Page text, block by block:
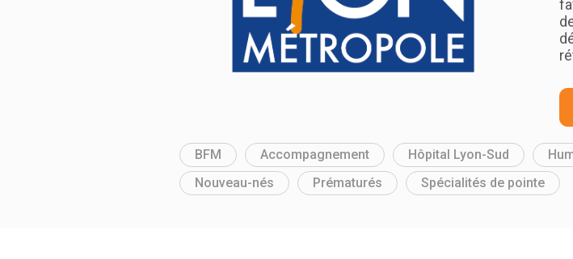
BFM Accompagnement Hôpital Lyon-Sud
Nouveau-nés
Prématurés Spécialités de pointe